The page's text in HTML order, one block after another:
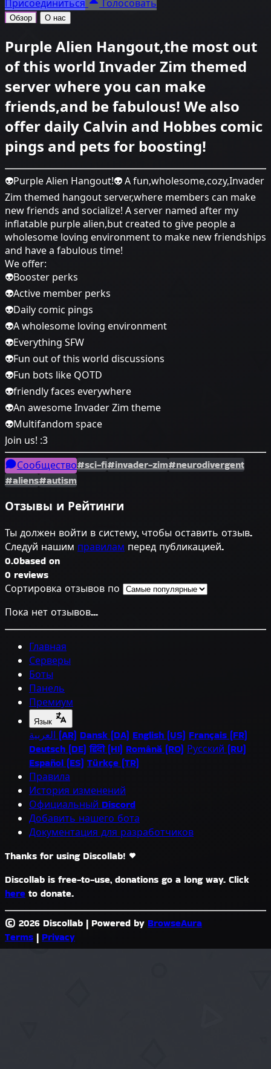
Присоединиться Голосовать
Обзор О нас
Purple Alien Hangout,the most out
of this world Invader Zim themed
server where you can make
friends,and be fabulous! We also
offer daily Calvin and Hobbes comic
pings and pets for boosting!
👽Purple Alien Hangout!👽 A fun,wholesome,cozy,Invader
Zim themed hangout server,where members can make
new friends and socialize! A server named after my
inflatable purple alien,but created to give people a
wholesome loving environment to make new friendships
and have a fabulous time!
We offer:
👽Booster perks
👽Active member perks
👽Daily comic pings
👽A wholesome loving environment
👽Everything SFW
👽Fun out of this world discussions
👽Fun bots like QOTD
👽friendly faces everywhere
👽An awesome Invader Zim theme
👽Multifandom space
Join us! :3
Сообщество#sci-fi#invader-zim#neurodivergent
#aliens#autism
Отзывы и Рейтинги
Ты должен войти в систему, чтобы оставить отзыв.
Следуй нашим правилам перед публикацией.
0.0based on
0 reviews
Сортировка отзывов по
Пока нет отзывов...
Главная
Серверы
Боты
Панель
Премиум
Язык
العربية (AR) Dansk (DA) English (US) Français (FR)
Deutsch (DE) हिंदी (HI) Română (RO) Русский (RU)
Español (ES) Türkçe (TR)
Правила
История изменений
Официальный Discord
Добавить нашего бота
Документация для разработчиков
Thanks for using Discollab!
Discollab is free-to-use, donations go a long way. Click
here to donate.
© 2026 Discollab | Powered by BrowseAura
Terms | Privacy